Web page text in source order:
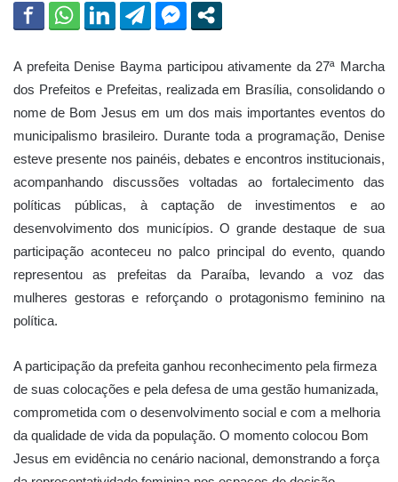
A prefeita Denise Bayma participou ativamente da 27ª Marcha
dos Prefeitos e Prefeitas, realizada em Brasília, consolidando o
nome de Bom Jesus em um dos mais importantes eventos do
municipalismo brasileiro. Durante toda a programação, Denise
esteve presente nos painéis, debates e encontros institucionais,
acompanhando discussões voltadas ao fortalecimento das
políticas públicas, à captação de investimentos e ao
desenvolvimento dos municípios. O grande destaque de sua
participação aconteceu no palco principal do evento, quando
representou as prefeitas da Paraíba, levando a voz das
mulheres gestoras e reforçando o protagonismo feminino na
política.
A participação da prefeita ganhou reconhecimento pela firmeza
de suas colocações e pela defesa de uma gestão humanizada,
comprometida com o desenvolvimento social e com a melhoria
da qualidade de vida da população. O momento colocou Bom
Jesus em evidência no cenário nacional, demonstrando a força